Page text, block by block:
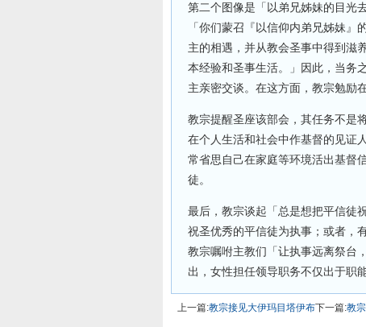
第二个图像是「以弟兄姊妹的目光
「你们蒙召『以信仰内弟兄姊妹
主的相遇，并从教会圣事中得到滋
本经验和圣事生活。」因此，当务
主亲密交谈。在这方面，教宗勉励
教宗提醒圣座该部会，其任务不是
在个人生活和社会中作基督的见证
常省思自己在家庭等环境活出基督
徒。
最后，教宗谈起「总是想把平信徒
祝圣优秀的平信徒为执事；或者，
教宗嘱咐主教们「让执事远离祭台
出，女性担任领导职务不仅出于职
上一篇:教宗接见大伊玛目塔伊布下一篇:教